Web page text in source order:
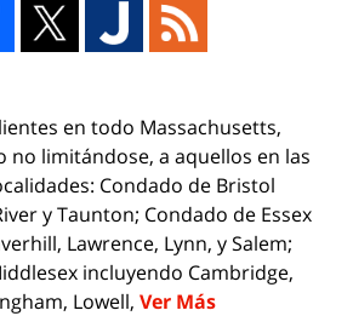
en todo Massachusetts,
no limitándose, a aquellos en las
Condado de Bristol
y Taunton; Condado de Essex
Lawrence, Lynn, y Salem;
incluyendo Cambridge,
Lowell, Ver Más